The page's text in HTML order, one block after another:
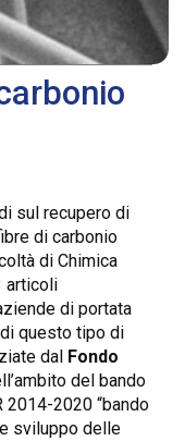
sul recupero di
di carbonio
di Chimica
articoli
di portata
questo tipo di
dal Fondo
del bando
2014-2020 “bando
sviluppo delle